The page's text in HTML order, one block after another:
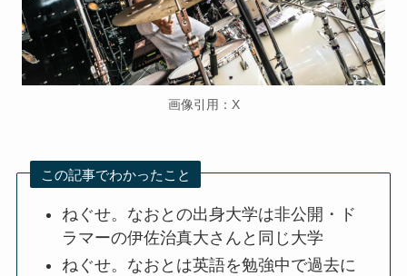
画像引用：X
この記事でわかったこと
ねぐせ。なおとの出身大学は非公開・ド
ラマーの伊佐治真大さんと同じ大学
ねぐせ。なおとは英語を勉強中で過去に